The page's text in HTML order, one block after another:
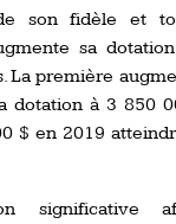
son fidèle et
sa
La première
dotation à 3 850
$ en 2019
significative